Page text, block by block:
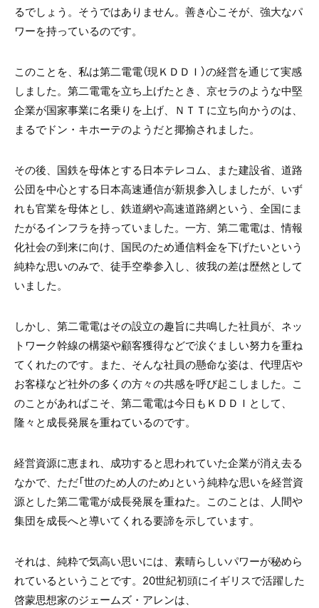
るでしょう。そうではありません。善き心こそが、強大なパ
ワーを持っているのです。
このことを、私は第二電電（現ＫＤＤＩ）の経営を通じて実感
しました。第二電電を立ち上げたとき、京セラのような中堅
企業が国家事業に名乗りを上げ、ＮＴＴに立ち向かうのは、
まるでドン・キホーテのようだと揶揄されました。
その後、国鉄を母体とする日本テレコム、また建設省、道路
公団を中心とする日本高速通信が新規参入しましたが、いず
れも官業を母体とし、鉄道網や高速道路網という、全国にま
たがるインフラを持っていました。一方、第二電電は、情報
化社会の到来に向け、国民のため通信料金を下げたいという
純粋な思いのみで、徒手空拳参入し、彼我の差は歴然として
いました。
しかし、第二電電はその設立の趣旨に共鳴した社員が、ネッ
トワーク幹線の構築や顧客獲得などで涙ぐましい努力を重ね
てくれたのです。また、そんな社員の懸命な姿は、代理店や
お客様など社外の多くの方々の共感を呼び起こしました。こ
のことがあればこそ、第二電電は今日もＫＤＤＩとして、
隆々と成長発展を重ねているのです。
経営資源に恵まれ、成功すると思われていた企業が消え去る
なかで、ただ「世のため人のため」という純粋な思いを経営資
源とした第二電電が成長発展を重ねた。このことは、人間や
集団を成長へと導いてくれる要諦を示しています。
それは、純粋で気高い思いには、素晴らしいパワーが秘めら
れているということです。20世紀初頭にイギリスで活躍した
啓蒙思想家のジェームズ・アレンは、